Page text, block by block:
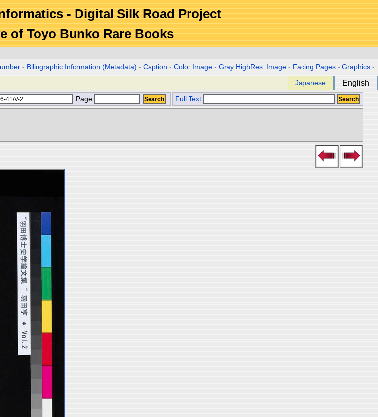
- Digital Silk Road Project
of Toyo Bunko Rare Books
- Biliographic Information (Metadata) -Caption -Color Image -Gray HighRes. Image - Facing Pages -Graphics -
Japanese English
Page Full Text